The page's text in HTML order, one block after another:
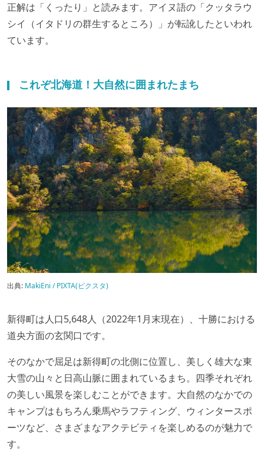
正解は「くったり」と読みます。アイヌ語の「クッタラウ
シイ（イタドリの群生するところ）」が転訛したといわれ
ています。
これぞ北海道！大自然に囲まれたまち
出典: MakiEni / PIXTA(ピクスタ)
新得町は人口5,648人（2022年1月末現在）、十勝における
道央方面の玄関口です。
そのなかで屈足は新得町の北側に位置し、美しく雄大な東
大雪の山々と日高山脈に囲まれているまち。四季それぞれ
の美しい風景を楽しむことができます。大自然のなかでの
キャンプはもちろん乗馬やラフティング、ウィンタースポ
ーツなど、さまざまなアクテビティを楽しめるのが魅力で
す。